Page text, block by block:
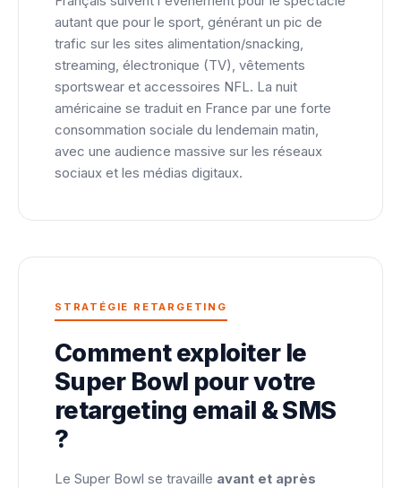
autant que pour le sport, générant un pic de
trafic sur les sites alimentation/snacking,
streaming, électronique (TV), vêtements
sportswear et accessoires NFL. La nuit
américaine se traduit en France par une forte
consommation sociale du lendemain matin,
avec une audience massive sur les réseaux
sociaux et les médias digitaux.
STRATÉGIE RETARGETING
Comment exploiter le
Super Bowl pour votre
retargeting email & SMS
?
Le Super Bowl se travaille avant et après